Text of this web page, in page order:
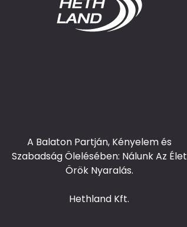
A Balaton Partján, Kényelem és
Szabadság Ölelésében: Nálunk Az Élet
Örök Nyaralás.
Hethland Kft.